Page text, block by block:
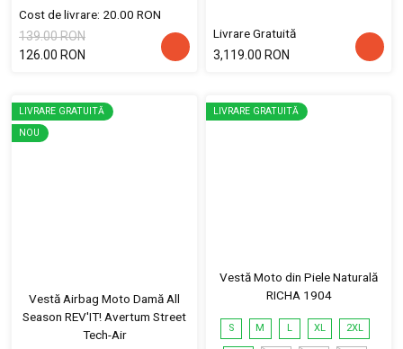
Cost de livrare: 20.00 RON
139.00 RON
126.00 RON
Livrare Gratuită
3,119.00 RON
LIVRARE GRATUITĂ
NOU
Vestă Airbag Moto Damă All
Season REV'IT! Avertum Street
Tech-Air
LIVRARE GRATUITĂ
Vestă Moto din Piele Naturală
RICHA 1904
S M L XL 2XL